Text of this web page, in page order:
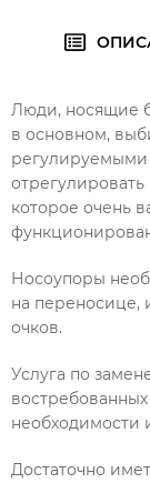
Люди, носящие
в основном,
которое очень
Носоупоры
на переносице,
очков.
Услуга по
необходимости
Достаточно